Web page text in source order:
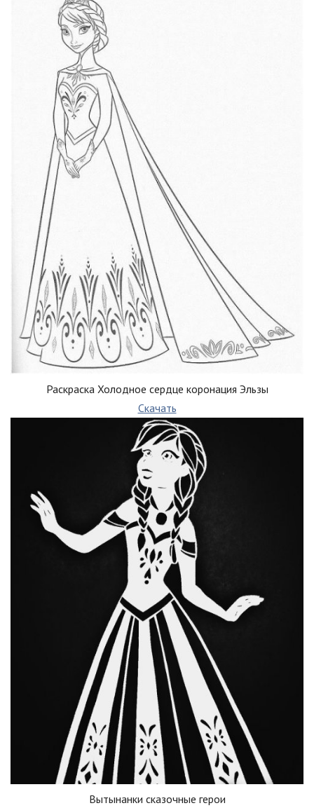
Раскраска Холодное сердце коронация Эльзы
Скачать
Вытынанки сказочные герои